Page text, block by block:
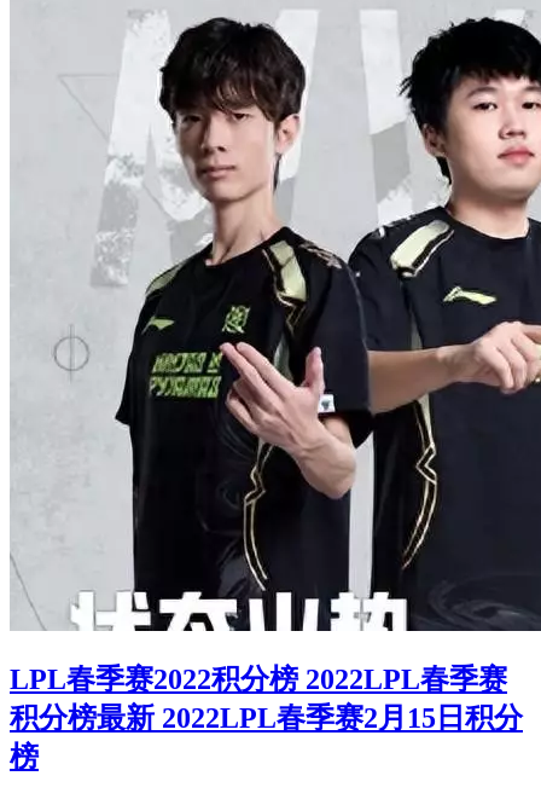
LPL春季赛2022积分榜 2022LPL春季赛
积分榜最新 2022LPL春季赛2月15日积分
榜